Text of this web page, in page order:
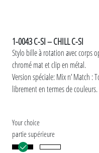
1-0043 C-SI – CHILL C-SI
Stylo bille à rotation avec corps
chromé mat et clip en métal.
Version spéciale: Mix n’ Match :
librement en termes de couleurs.
Your choice
partie supérieure